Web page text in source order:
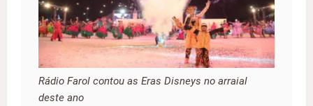
Rádio Farol contou as Eras Disneys no arraial
deste ano